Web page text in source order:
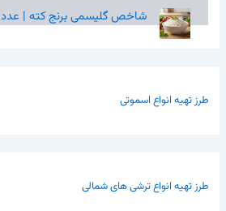
شاخص گلیسمی برنج کته | عدد GI و بررسی کامل آن
طرز تهیه انواع اسموتی
طرز تهیه انواع ترشی های شمالی